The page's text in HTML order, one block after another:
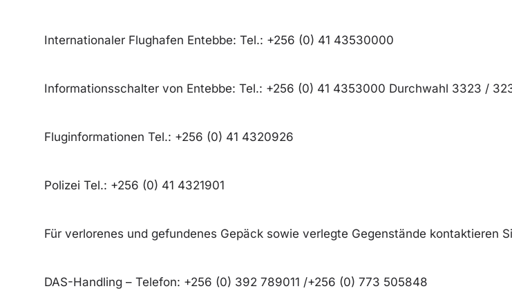
Internationaler Flughafen Entebbe: Tel.: +256 (0) 41 43530000
Informationsschalter von Entebbe: Tel.: +256 (0) 41 4353000 Durchwahl 3323 /
Fluginformationen Tel.: +256 (0) 41 4320926
Polizei Tel.: +256 (0) 41 4321901
Für verlorenes und gefundenes Gepäck sowie verlegte Gegenstände kontaktieren
DAS-Handling – Telefon: +256 (0) 392 789011 /+256 (0) 773 505848